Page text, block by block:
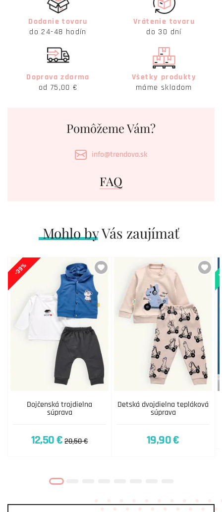
Dodanie tovaru
do 24-48 hodín
Vrátenie tovaru
do 30 dní
Doprava zdarma
od 75,00 €
Všetky produkty
máme skladom
Pomôžeme Vám?
info@trendova.sk
FAQ
Mohlo by Vás zaujímať
Dojčenská trojdielna
súprava
-39%
12,50 € 20,50 €
Detská dvojdielna tepláková
súprava
19,90 €